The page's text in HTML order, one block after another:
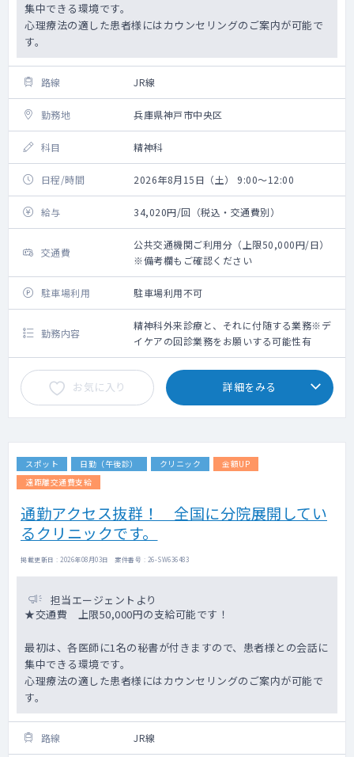
集中できる環境です。
心理療法の適した患者様にはカウンセリングのご案内が可能で
す。
路線 JR線
勤務地 兵庫県神戸市中央区
科目 精神科
日程/時間 2026年8月15日（土） 9:00～12:00
給与 34,020円/回（税込・交通費別）
交通費
公共交通機関ご利用分（上限50,000円/日）
※備考欄もご確認ください
駐車場利用 駐車場利用不可
勤務内容
精神科外来診療と、それに付随する業務※デ
イケアの回診業務をお願いする可能性有
お気に入り 詳細をみる
スポット 日勤（午後診） クリニック
金額UP
遠距離交通費支給
通勤アクセス抜群！ 全国に分院展開してい
るクリニックです。
掲載更新日 : 2026年08月03日 案件番号 : 26-SW636483
担当エージェントより
★交通費 上限50,000円の支給可能です！
最初は、各医師に1名の秘書が付きますので、患者様との会話に
集中できる環境です。
心理療法の適した患者様にはカウンセリングのご案内が可能で
す。
路線 JR線